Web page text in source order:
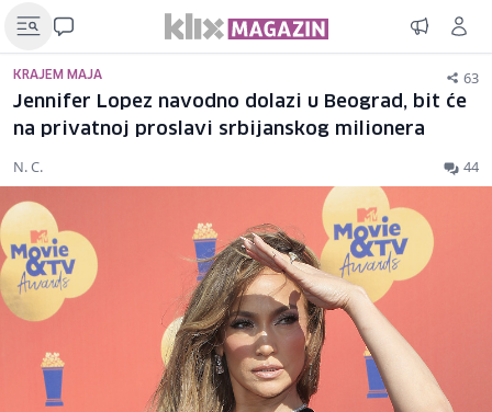
KRAJEM MAJA 63
Jennifer Lopez navodno dolazi u Beograd, bit će
na privatnoj proslavi srbijanskog milionera
N. C. 44